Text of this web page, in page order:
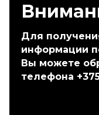
Для
информации
Вы можете
телефона